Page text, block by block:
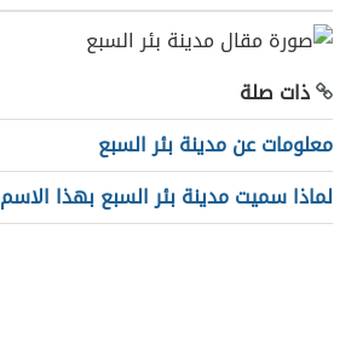
ذات صلة
معلومات عن مدينة بئر السبع
لماذا سميت مدينة بئر السبع بهذا الاسم